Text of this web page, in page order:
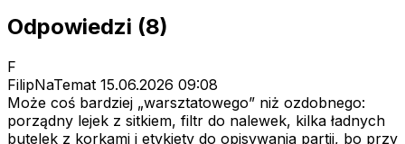
Odpowiedzi (8)
F
FilipNaTemat 15.06.2026 09:08
Może coś bardziej „warsztatowego” niż ozdobnego:
porządny lejek z sitkiem, filtr do nalewek, kilka ładnych
butelek z korkami i etykiety do opisywania partii, bo przy